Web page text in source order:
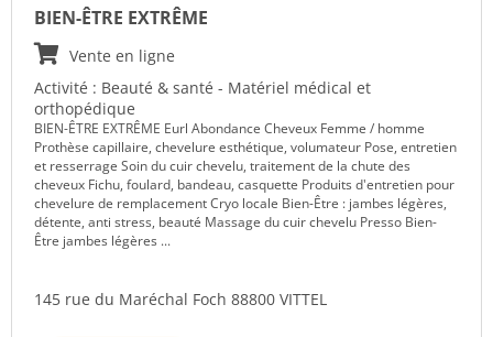
BIEN-ÊTRE EXTRÊME
Vente en ligne
Activité : Beauté & santé - Matériel médical et
orthopédique
BIEN-ÊTRE EXTRÊME Eurl Abondance Cheveux Femme / homme
Prothèse capillaire, chevelure esthétique, volumateur Pose, entretien
et resserrage Soin du cuir chevelu, traitement de la chute des
cheveux Fichu, foulard, bandeau, casquette Produits d'entretien pour
chevelure de remplacement Cryo locale Bien-Être : jambes légères,
détente, anti stress, beauté Massage du cuir chevelu Presso Bien-
Être jambes légères ...
145 rue du Maréchal Foch 88800 VITTEL